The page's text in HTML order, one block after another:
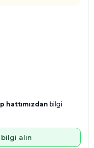
hattımızdan bilgi
alın